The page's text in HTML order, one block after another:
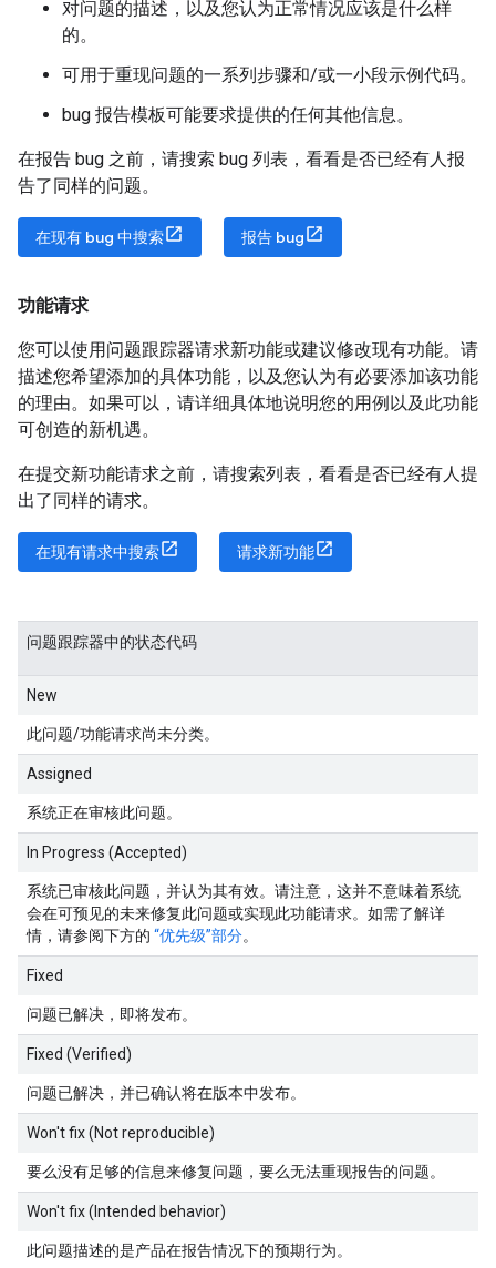
对问题的描述，以及您认为正常情况应该是什么样
的。
可用于重现问题的一系列步骤和/或一小段示例代码。
bug 报告模板可能要求提供的任何其他信息。
在报告 bug 之前，请搜索 bug 列表，看看是否已经有人报
告了同样的问题。
在现有 bug 中搜索 报告 bug
功能请求
您可以使用问题跟踪器请求新功能或建议修改现有功能。请
描述您希望添加的具体功能，以及您认为有必要添加该功能
的理由。如果可以，请详细具体地说明您的用例以及此功能
可创造的新机遇。
在提交新功能请求之前，请搜索列表，看看是否已经有人提
出了同样的请求。
在现有请求中搜索 请求新功能
问题跟踪器中的状态代码
New
此问题/功能请求尚未分类。
Assigned
系统正在审核此问题。
In Progress (Accepted)
系统已审核此问题，并认为其有效。请注意，这并不意味着系统
会在可预见的未来修复此问题或实现此功能请求。如需了解详
情，请参阅下方的 “优先级”部分。
Fixed
问题已解决，即将发布。
Fixed (Verified)
问题已解决，并已确认将在版本中发布。
Won't fix (Not reproducible)
要么没有足够的信息来修复问题，要么无法重现报告的问题。
Won't fix (Intended behavior)
此问题描述的是产品在报告情况下的预期行为。